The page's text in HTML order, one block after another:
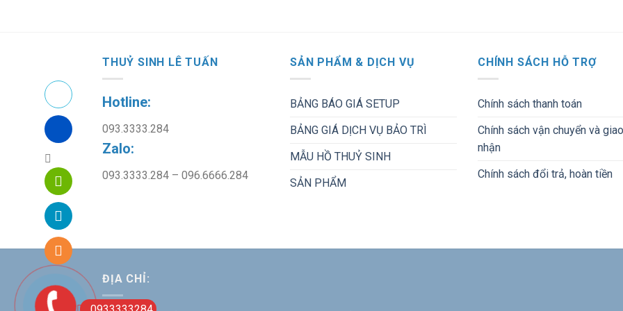
THUỶ SINH LÊ TUẤN
Hotline:
093.3333.284
Zalo:
093.3333.284 – 096.6666.284
SẢN PHẨM & DỊCH VỤ
BẢNG BÁO GIÁ SETUP
BẢNG GIÁ DỊCH VỤ BẢO TRÌ
MẪU HỒ THUỶ SINH
SẢN PHẨM
CHÍNH SÁCH HỖ TRỢ
Chính sách thanh toán
Chính sách vận chuyển và giao
nhận
Chính sách đổi trả, hoàn tiền
ĐỊA CHỈ: